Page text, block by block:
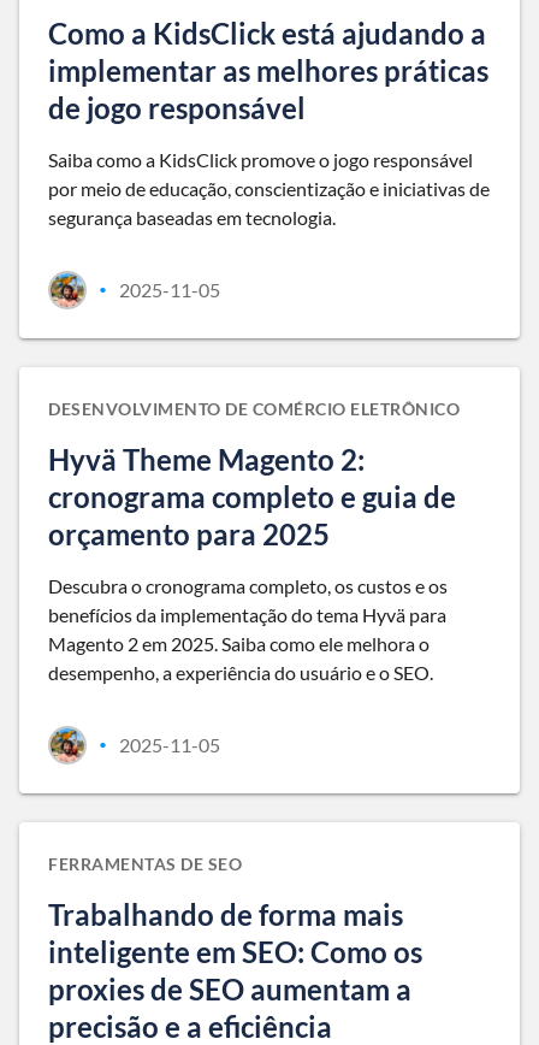
Como a KidsClick está ajudando a
implementar as melhores práticas
de jogo responsável
Saiba como a KidsClick promove o jogo responsável
por meio de educação, conscientização e iniciativas de
segurança baseadas em tecnologia.
• 2025-11-05
DESENVOLVIMENTO DE COMÉRCIO ELETRÔNICO
Hyvä Theme Magento 2:
cronograma completo e guia de
orçamento para 2025
Descubra o cronograma completo, os custos e os
benefícios da implementação do tema Hyvä para
Magento 2 em 2025. Saiba como ele melhora o
desempenho, a experiência do usuário e o SEO.
• 2025-11-05
FERRAMENTAS DE SEO
Trabalhando de forma mais
inteligente em SEO: Como os
proxies de SEO aumentam a
precisão e a eficiência